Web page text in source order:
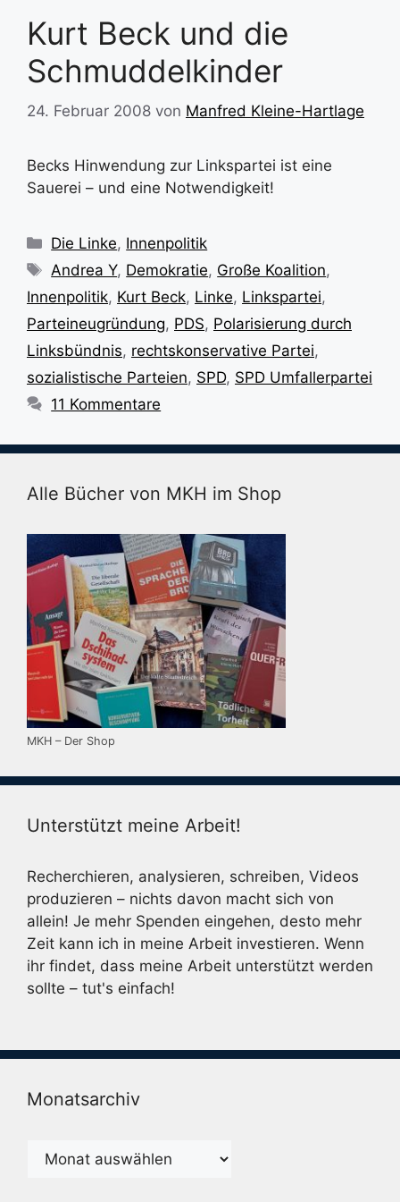
Kurt Beck und die
Schmuddelkinder
24. Februar 2008 von Manfred Kleine-Hartlage
Becks Hinwendung zur Linkspartei ist eine
Sauerei – und eine Notwendigkeit!
Kategorien
Die Linke, Innenpolitik
Schlagwörter
Andrea Y, Demokratie, Große Koalition,
Innenpolitik, Kurt Beck, Linke, Linkspartei,
Parteineugründung, PDS, Polarisierung durch
Linksbündnis, rechtskonservative Partei,
sozialistische Parteien, SPD, SPD Umfallerpartei
11 Kommentare
Alle Bücher von MKH im Shop
MKH – Der Shop
Unterstützt meine Arbeit!
Recherchieren, analysieren, schreiben, Videos
produzieren – nichts davon macht sich von
allein! Je mehr Spenden eingehen, desto mehr
Zeit kann ich in meine Arbeit investieren. Wenn
ihr findet, dass meine Arbeit unterstützt werden
sollte – tut's einfach!
Monatsarchiv
Monatsarchiv